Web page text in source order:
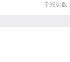
学完次数